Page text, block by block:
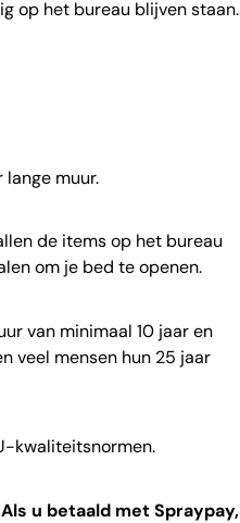
op het bureau blijven staan.
muur.
de items op het bureau
om je bed te openen.
van minimaal 10 jaar en
veel mensen hun 25 jaar
kwaliteitsnormen.
u betaald met Spraypay,